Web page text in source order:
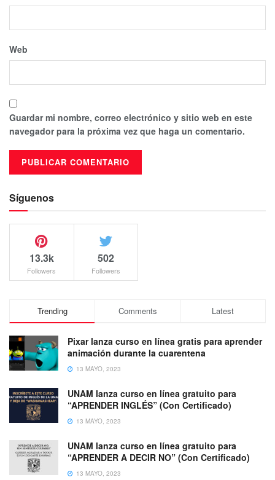
Web
Guardar mi nombre, correo electrónico y sitio web en este
navegador para la próxima vez que haga un comentario.
Síguenos
13.3k
Followers
502
Followers
Trending Comments Latest
Pixar lanza curso en línea gratis para aprender
animación durante la cuarentena
13 MAYO, 2023
UNAM lanza curso en línea gratuito para
“APRENDER INGLÉS” (Con Certificado)
13 MAYO, 2023
UNAM lanza curso en línea gratuito para
“APRENDER A DECIR NO” (Con Certificado)
13 MAYO, 2023